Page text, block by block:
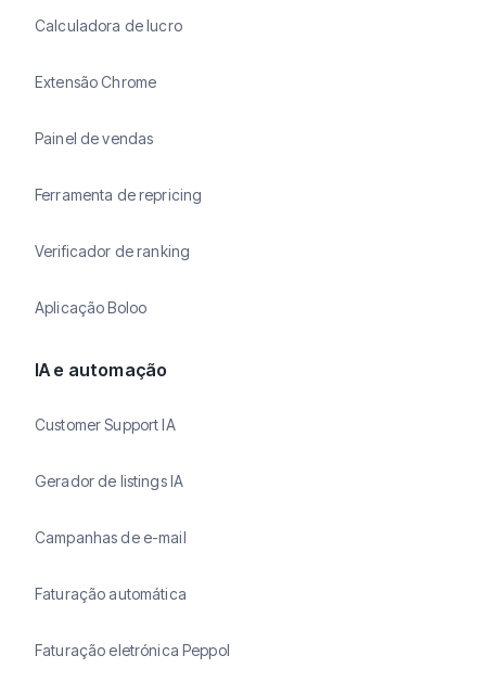
Calculadora de lucro
Extensão Chrome
Painel de vendas
Ferramenta de repricing
Verificador de ranking
Aplicação Boloo
IA e automação
Customer Support IA
Gerador de listings IA
Campanhas de e-mail
Faturação automática
Faturação eletrónica Peppol